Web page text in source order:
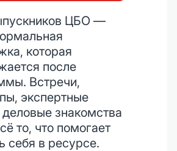
ЦБО —
которая
после
Встречи,
экспертные
знакомства
то, что помогает
себя в ресурсе.